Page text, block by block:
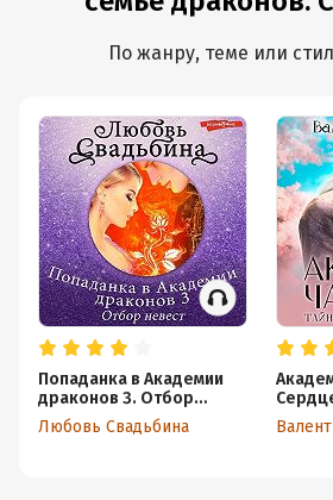
По жанру, теме или
Попаданка в Академии
драконов 3. Отбор
невест
Любовь Свадьбина